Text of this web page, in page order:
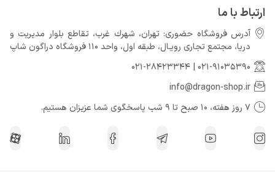
ارتباط با ما
آدرس فروشگاه حضوری: تهران، شهرك غرب، تقاطع بلوار مدیریت و
دريا، مجتمع تجارى رويـال، طبقه اول، واحد 110 فروشگاه دراگون شاپ
021-91035390
021-28423344
info@dragon-shop.ir
7 روز هفته، 10 صبح تا 9 شب پاسخگوی شما عزیزان هستیم.